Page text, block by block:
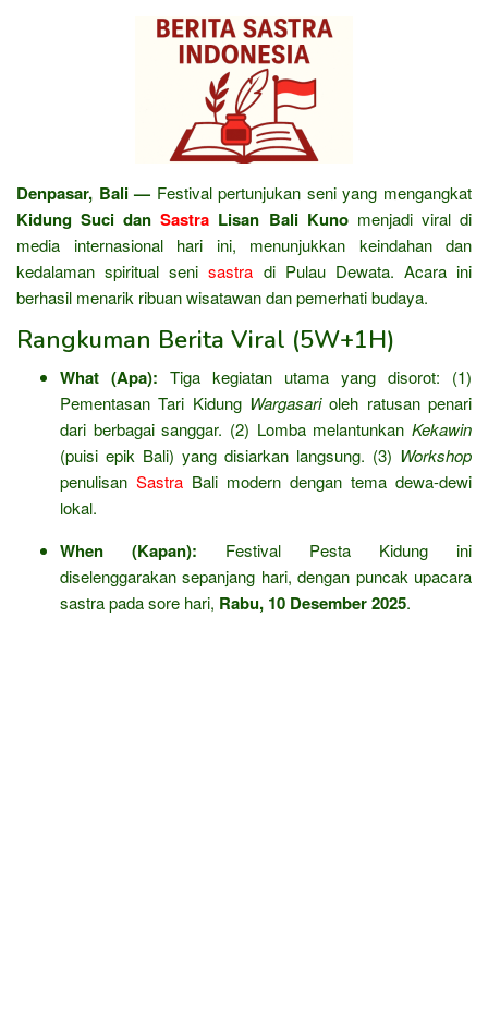
Denpasar, Bali — Festival pertunjukan seni yang mengangkat
Kidung Suci danSastra Lisan Bali Kunomenjadi viral di
media internasional hari ini, menunjukkan keindahan dan
kedalaman spiritual senisastra di Pulau Dewata. Acara ini
berhasil menarik ribuan wisatawan dan pemerhati budaya.
Rangkuman Berita Viral (5W+1H)
What (Apa): Tiga kegiatan utama yang disorot: (1)
Pementasan Tari Kidung Wargasarioleh ratusan penari
dari berbagai sanggar. (2) Lomba melantunkan Kekawin
(puisi epik Bali) yang disiarkan langsung. (3) Workshop
penulisan Sastra Bali modern dengan tema dewa-dewi
lokal.
When (Kapan): Festival Pesta Kidung ini
diselenggarakan sepanjang hari, dengan puncak upacara
sastra pada sore hari, Rabu, 10 Desember 2025.